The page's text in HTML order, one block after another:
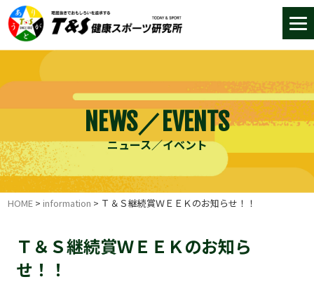
NEWS／EVENTS
ニュース／イベント
HOME >information > Ｔ＆Ｓ継続賞ＷＥＥＫのお知らせ！！
Ｔ＆Ｓ継続賞ＷＥＥＫのお知ら
せ！！